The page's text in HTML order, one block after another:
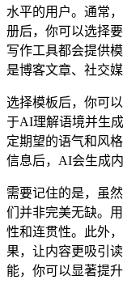
水平的用户。通常
册后，你可以选择
写作工具都会提供
是博客文章、社交
选择模板后，你可
于AI理解语境并生
定期望的语气和风
信息后，AI会生成
需要记住的是，虽
们并非完美无缺。
性和连贯性。此外
果，让内容更吸引
能，你可以显著提